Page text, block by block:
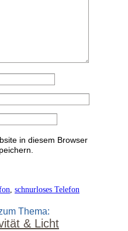
in diesem Browser
, schnurloses Telefon
Thema:
& Licht